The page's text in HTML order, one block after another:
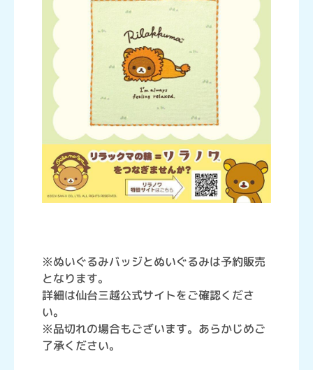
※ぬいぐるみバッジとぬいぐるみは予約販売
となります。
詳細は仙台三越公式サイトをご確認くださ
い。
※品切れの場合もございます。あらかじめご
了承ください。